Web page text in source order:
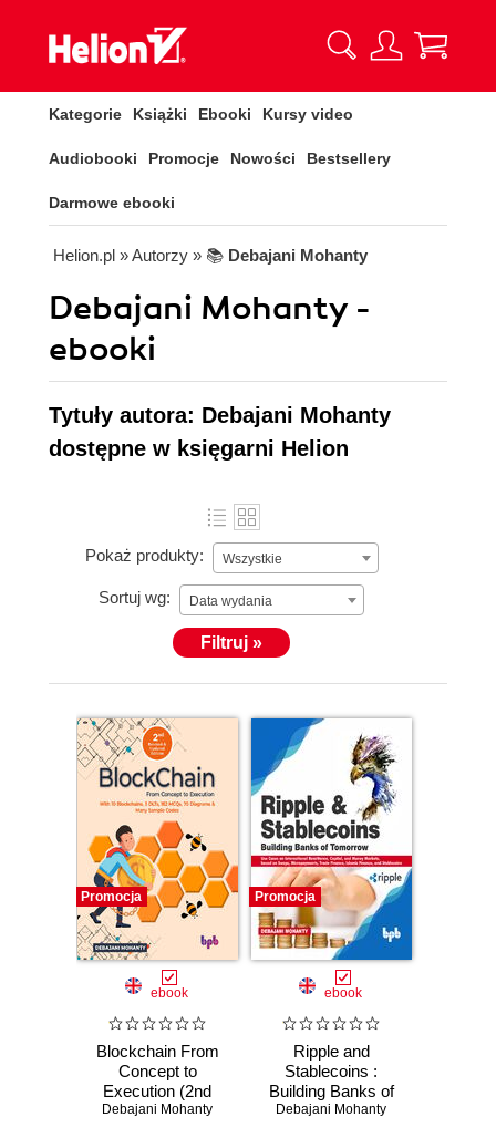
Kategorie Książki Ebooki Kursy video
Audiobooki Promocje Nowości Bestsellery
Darmowe ebooki
Helion.pl » Autorzy » 📚 Debajani Mohanty
Debajani Mohanty -
ebooki
Tytuły autora: Debajani Mohanty
dostępne w księgarni Helion
Pokaż produkty: Wszystkie
Sortuj wg: Data wydania
Filtruj »
Promocja
ebook
Blockchain From
Concept to
Execution (2nd
Edition)
Debajani Mohanty
Promocja
ebook
Ripple and
Stablecoins :
Building Banks of
Tomorrow
Debajani Mohanty